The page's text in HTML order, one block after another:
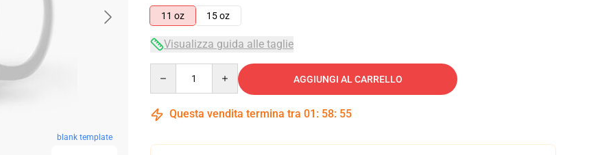
blank template
11 oz
15 oz
Visualizza guida alle taglie
AGGIUNGI AL CARRELLO
Questa vendita termina tra 01 : 58: 54